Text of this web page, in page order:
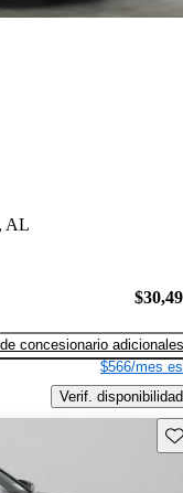
AL
concesionario adicionales
$566/mes
Verif. disponibilidad